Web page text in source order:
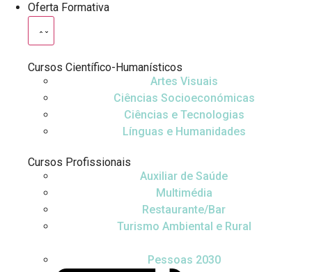
Oferta Formativa
Cursos Científico-Humanísticos
Artes Visuais
Ciências Socioeconómicas
Ciências e Tecnologias
Línguas e Humanidades
Cursos Profissionais
Auxiliar de Saúde
Multimédia
Restaurante/Bar
Turismo Ambiental e Rural
Pessoas 2030